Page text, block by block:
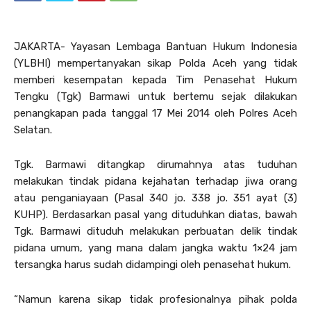
JAKARTA- Yayasan Lembaga Bantuan Hukum Indonesia
(YLBHI) mempertanyakan sikap Polda Aceh yang tidak
memberi kesempatan kepada Tim Penasehat Hukum
Tengku (Tgk) Barmawi untuk bertemu sejak dilakukan
penangkapan pada tanggal 17 Mei 2014 oleh Polres Aceh
Selatan.
Tgk. Barmawi ditangkap dirumahnya atas tuduhan
melakukan tindak pidana kejahatan terhadap jiwa orang
atau penganiayaan (Pasal 340 jo. 338 jo. 351 ayat (3)
KUHP). Berdasarkan pasal yang dituduhkan diatas, bawah
Tgk. Barmawi dituduh melakukan perbuatan delik tindak
pidana umum, yang mana dalam jangka waktu 1×24 jam
tersangka harus sudah didampingi oleh penasehat hukum.
“Namun karena sikap tidak profesionalnya pihak polda